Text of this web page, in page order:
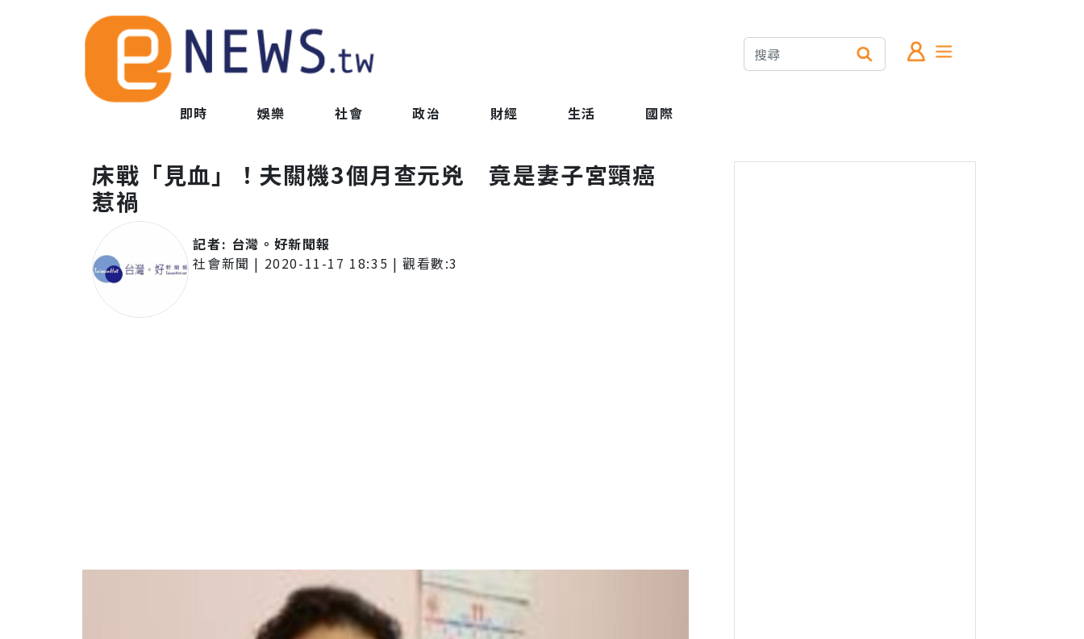
即時 娛樂 社會 政治 財經 生活 國際
床戰「見血」！夫關機3個月查元兇 竟是妻子宮頸癌
惹禍
記者: 台灣。好新聞報
社會新聞 | 2020-11-17 18:35 | 觀看數:3